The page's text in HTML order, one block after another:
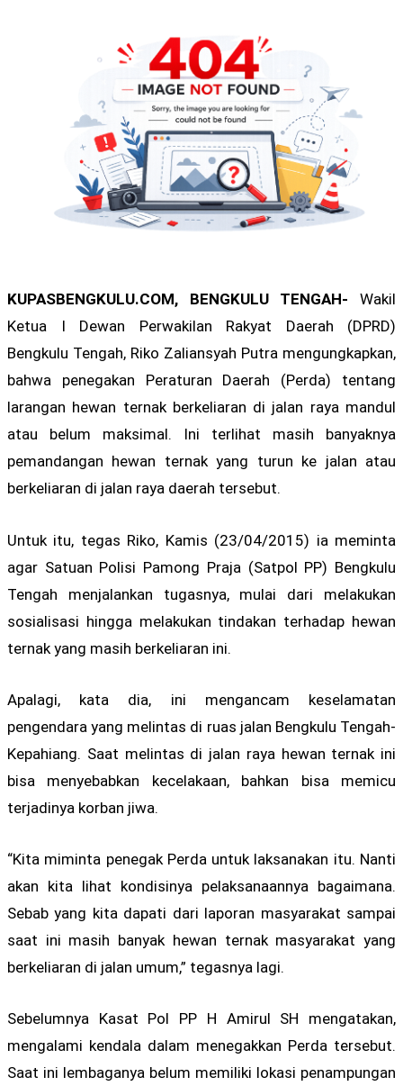
KUPASBENGKULU.COM, BENGKULU TENGAH- Wakil
Ketua I Dewan Perwakilan Rakyat Daerah (DPRD)
Bengkulu Tengah, Riko Zaliansyah Putra mengungkapkan,
bahwa penegakan Peraturan Daerah (Perda) tentang
larangan hewan ternak berkeliaran di jalan raya mandul
atau belum maksimal. Ini terlihat masih banyaknya
pemandangan hewan ternak yang turun ke jalan atau
berkeliaran di jalan raya daerah tersebut.
Untuk itu, tegas Riko, Kamis (23/04/2015) ia meminta
agar Satuan Polisi Pamong Praja (Satpol PP) Bengkulu
Tengah menjalankan tugasnya, mulai dari melakukan
sosialisasi hingga melakukan tindakan terhadap hewan
ternak yang masih berkeliaran ini.
Apalagi, kata dia, ini mengancam keselamatan
pengendara yang melintas di ruas jalan Bengkulu Tengah-
Kepahiang. Saat melintas di jalan raya hewan ternak ini
bisa menyebabkan kecelakaan, bahkan bisa memicu
terjadinya korban jiwa.
“Kita miminta penegak Perda untuk laksanakan itu. Nanti
akan kita lihat kondisinya pelaksanaannya bagaimana.
Sebab yang kita dapati dari laporan masyarakat sampai
saat ini masih banyak hewan ternak masyarakat yang
berkeliaran di jalan umum,” tegasnya lagi.
Sebelumnya Kasat Pol PP H Amirul SH mengatakan,
mengalami kendala dalam menegakkan Perda tersebut.
Saat ini lembaganya belum memiliki lokasi penampungan